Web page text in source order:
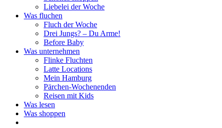
Liebelei der Woche
Was fluchen
Fluch der Woche
Drei Jungs? – Du Arme!
Before Baby
Was unternehmen
Flinke Fluchten
Latte Locations
Mein Hamburg
Pärchen-Wochenenden
Reisen mit Kids
Was lesen
Was shoppen